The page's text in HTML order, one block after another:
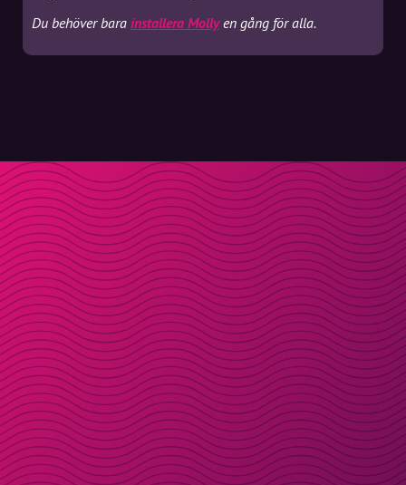
Du behöver bara installera Mollyen gång för alla.